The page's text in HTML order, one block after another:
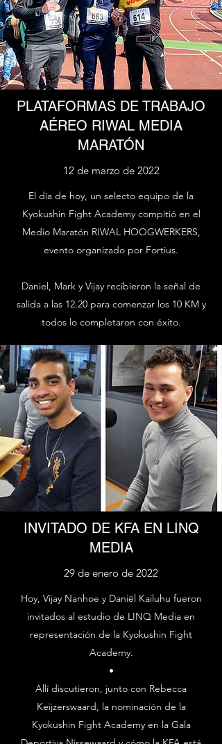
PLATAFORMAS DE TRABAJO
AÉREO RIWAL MEDIA
MARATÓN
12 de marzo de 2022
El día de hoy, un selecto equipo de la
Kyokushin Fight Academy compitió en el
Medio Maratón RIWAL HOOGWERKERS,
evento organizado por Fortius.
Daniel, Mark y Vijay recibieron la señal de
salida a las 12.20 para comenzar los 10 KM y
todos lo completaron con éxito.
INVITADO DE KFA EN LINQ
MEDIA
29 de enero de 2022
Hoy, Vijay Nanhoe y Daniël Kailuhu fueron
invitados al estudio de LINQ Media en
representación de la Kyokushin Fight
Academy.
•
Allí discutieron, junto con Rebecca
Keijzerswaard, la nominación de la
Kyokushin Fight Academy en la Gala